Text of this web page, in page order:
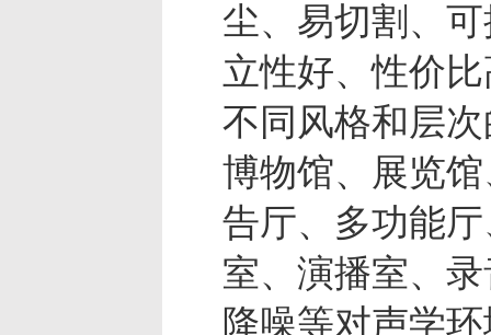
尘、易切割、
立性好、性价
不同风格和层
博物馆、展览
告厅、多功能
室、演播室、
降噪等对声学